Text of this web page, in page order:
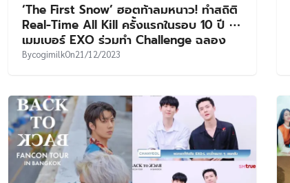
‘The First Snow’ ฮอตท้าลมหนาว! ทำสถิติ
Real-Time All Kill ครั้งแรกในรอบ 10 ปี ⋯
เมมเบอร์ EXO ร่วมทำ Challenge ฉลอง
BycogimilkOn21/12/2023